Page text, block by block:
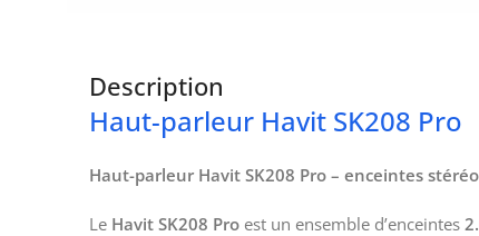
Description
Haut-parleur Havit SK208 Pro
Haut-parleur Havit SK208 Pro – enceintes
Le Havit SK208 Pro est un ensemble d’enceintes